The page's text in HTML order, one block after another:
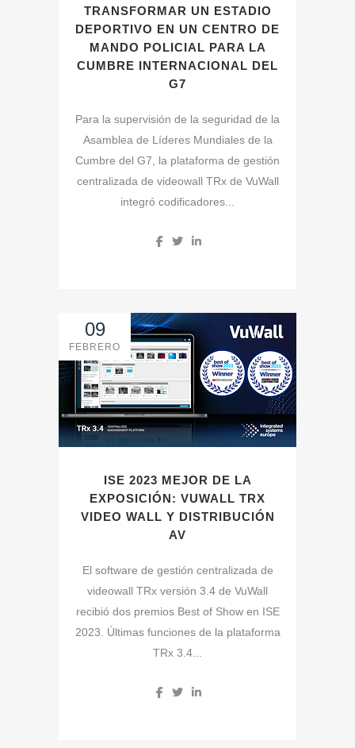
TRANSFORMAR UN ESTADIO
DEPORTIVO EN UN CENTRO DE
MANDO POLICIAL PARA LA
CUMBRE INTERNACIONAL DEL
G7
Para la supervisión de la seguridad de la
Asamblea de Líderes Mundiales de la
Cumbre del G7, la plataforma de gestión
centralizada de videowall TRx de VuWall
integró codificadores...
09
FEBRERO
ISE 2023 MEJOR DE LA
EXPOSICIÓN: VUWALL TRX
VIDEO WALL Y DISTRIBUCIÓN
AV
El software de gestión centralizada de
videowall TRx versión 3.4 de VuWall
recibió dos premios Best of Show en ISE
2023. Últimas funciones de la plataforma
TRx 3.4...